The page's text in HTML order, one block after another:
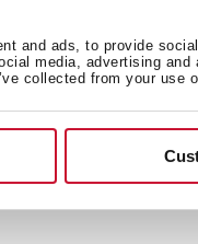
and ads, to provide
media, advertising
collected from your use
в сковороде-вок
вок (по
пищи для
очень малого